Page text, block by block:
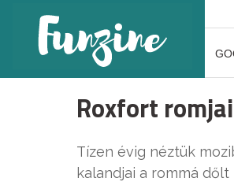
Roxfort
Tízen évig néztük
kalandjai a rommá